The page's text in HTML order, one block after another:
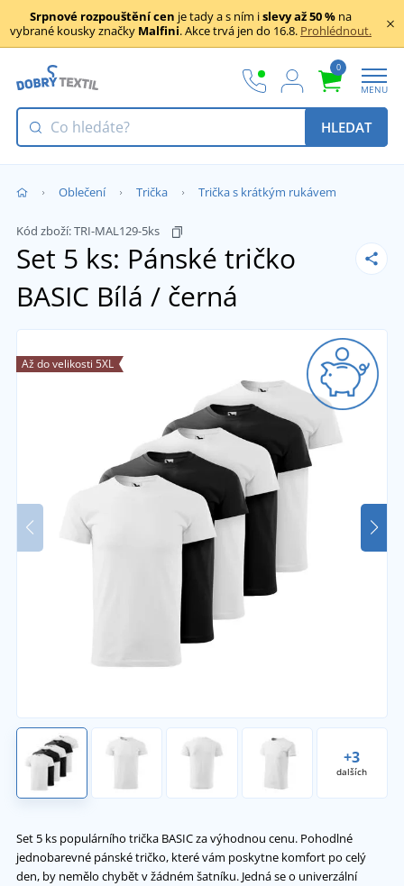
Srpnové rozpouštění cen je tady a s ním islevy až 50 % na
vybrané kousky značky Malfini. Akce trvá jen do 16.8. Prohlédnout.
0
MENU
HLEDAT
Oblečení Trička Trička s krátkým rukávem
Kód zboží:TRI-MAL129-5ks
Set 5 ks: Pánské tričko
BASIC Bílá / černá
+3
dalších
Až do velikosti 5XL
Set 5 ks populárního trička BASIC za výhodnou cenu. Pohodlné
jednobarevné pánské tričko, které vám poskytne komfort po celý
den, by nemělo chybět v žádném šatníku. Jedná se o univerzální